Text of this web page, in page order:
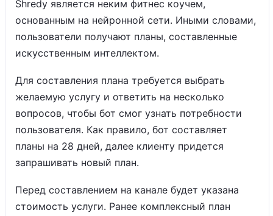
Shredy является неким фитнес коучем,
основанным на нейронной сети. Иными словами,
пользователи получают планы, составленные
искусственным интеллектом.
Для составления плана требуется выбрать
желаемую услугу и ответить на несколько
вопросов, чтобы бот смог узнать потребности
пользователя. Как правило, бот составляет
планы на 28 дней, далее клиенту придется
запрашивать новый план.
Перед составлением на канале будет указана
стоимость услуги. Ранее комплексный план